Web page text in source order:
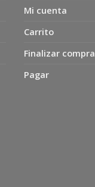
Mi cuenta
Carrito
Finalizar compra
Pagar